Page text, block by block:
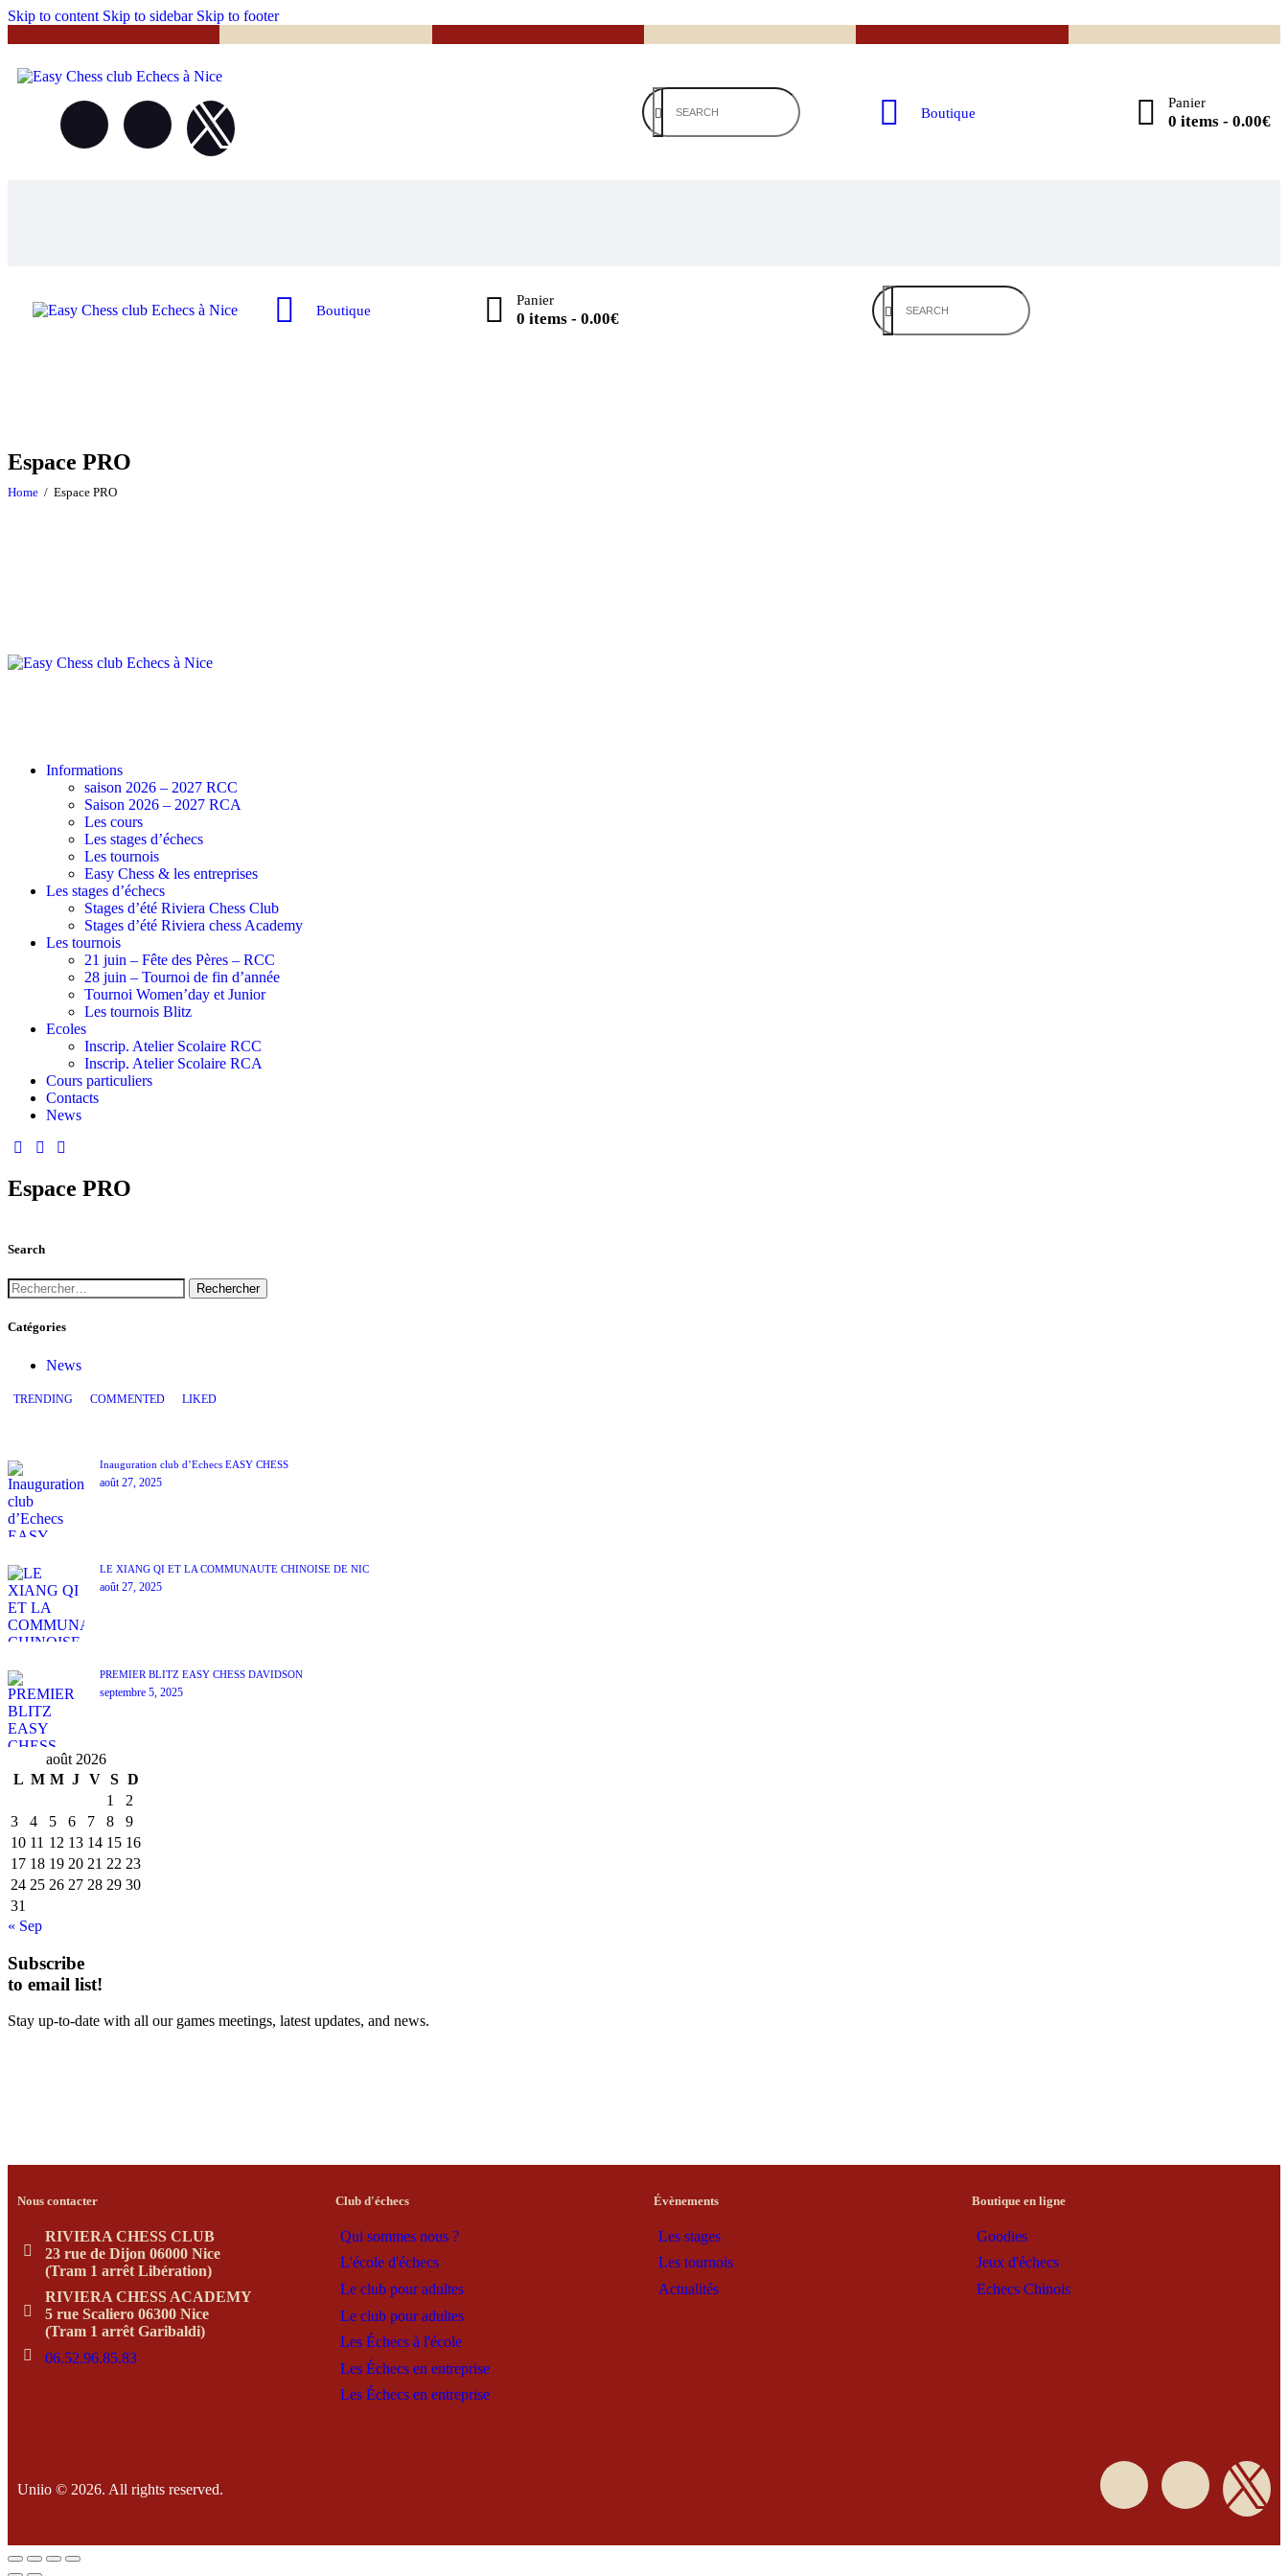
Skip to content Skip to sidebar Skip to footer
Boutique
Panier
0 items- 0.00€
Boutique
Panier
0 items -0.00€
Espace PRO
Home Espace PRO
Informations
saison 2026 – 2027 RCC
Saison 2026 – 2027 RCA
Les cours
Les stages d’échecs
Les tournois
Easy Chess & les entreprises
Les stages d’échecs
Stages d’été Riviera Chess Club
Stages d’été Riviera chess Academy
Les tournois
21 juin – Fête des Pères – RCC
28 juin – Tournoi de fin d’année
Tournoi Women’day et Junior
Les tournois Blitz
Ecoles
Inscrip. Atelier Scolaire RCC
Inscrip. Atelier Scolaire RCA
Cours particuliers
Contacts
News
Espace PRO
Search
Catégories
News
TRENDING COMMENTED LIKED
Inauguration club d’Echecs EASY CHESS
août 27, 2025
LE XIANG QI ET LA COMMUNAUTÉ CHINOISE DE NIC
août 27, 2025
PREMIER BLITZ EASY CHESS DAVIDSON
septembre 5, 2025
août 2026
L M M J V S D
1
2
3
4 5 6 7 8
9
10 11 12 13 14 15 16
17 18 19 20 21 22 23
24 25 26 27 28 29 30
31
« Sep
Subscribe
to email list!
Stay up-to-date with all our games meetings, latest updates, and news.
Nous contacter
RIVIERA CHESS CLUB
23 rue de Dijon 06000 Nice
(Tram 1 arrêt Libération)
RIVIERA CHESS ACADEMY
5 rue Scaliero 06300 Nice
(Tram 1 arrêt Garibaldi)
06.52.96.85.83
Club d'échecs
Qui sommes nous ?
L'école d'échecs
Le club pour adultes
Le club pour adultes
Les Échecs à l'école
Les Échecs en entreprise
Les Échecs en entreprise
Évènements
Les stages
Les tournois
Actualités
Boutique en ligne
Goodies
Jeux d'échecs
Echecs Chinois
Uniio © 2026. All rights reserved.